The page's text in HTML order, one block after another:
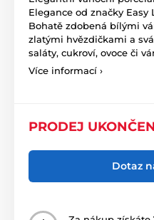
Elegance od značky Easy
Bohatě zdobená bílými
zlatými hvězdičkami a
saláty, cukroví, ovoce či
Více informací ›
PRODEJ UKONČEN
Dotaz